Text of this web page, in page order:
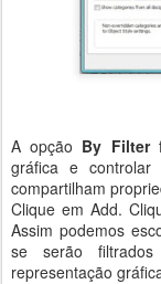
A opção By Filter
gráfica e
compartilham
Clique em Add.
Assim podemos
se serão
representação